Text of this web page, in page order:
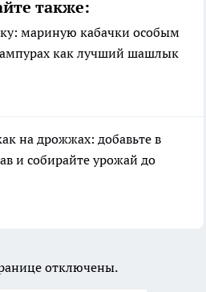
также:
мариную кабачки особым
как лучший шашлык
на дрожжах: добавьте в
и собирайте урожай до
отключены.